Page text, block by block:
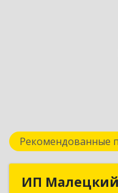
Рекомендованные
ИП